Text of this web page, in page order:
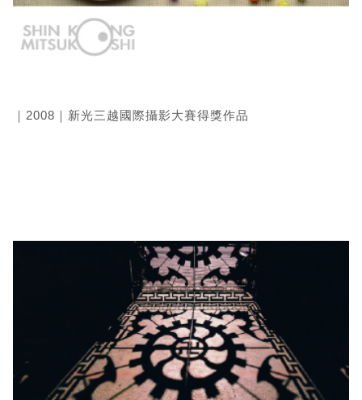
｜2008｜新光三越國際攝影大賽得獎作品